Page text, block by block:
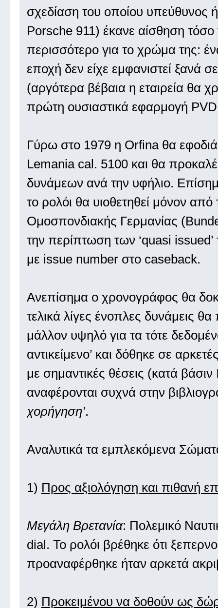
σχεδίαση του οποίου υπεύθυνος
Porsche 911) έκανε αίσθηση
περισσότερο για το χρώμα της:
εποχή δεν είχε εμφανιστεί ξανά
(αργότερα βέβαια η εταιρεία θα
πρώτη ουσιαστικά εφαρμογή
Γύρω στο 1979 η Orfina θα
Lemania cal. 5100 και θα
δυνάμεων ανά την υφήλιο.
το ρολόι θα υιοθετηθεί μόνον
Ομοσπονδιακής Γερμανίας
την περίπτωση των ‘quasi issued’
με issue number στο caseback.
Ανεπίσημα ο χρονογράφος θα
τελικά λίγες ένοπλες δυνάμεις
μάλλον υψηλό για τα τότε
αντικείμενο’ και δόθηκε σε
με σημαντικές θέσεις (κατά
αναφέρονται συχνά στην
χορήγηση’.
Αναλυτικά τα εμπλεκόμενα
1) Προς αξιολόγηση και πιθανή
Μεγάλη Βρετανία: Πολεμικό
dial. Το ρολόι βρέθηκε ότι
προαναφέρθηκε ήταν αρκετά
2) Προκειμένου να δοθούν ως